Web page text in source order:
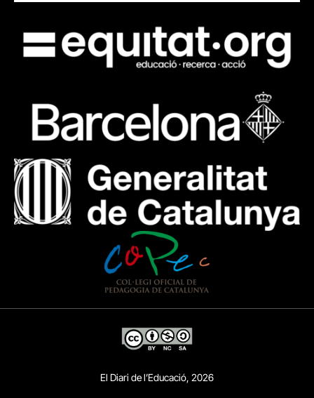
El Diari de l’Educació, 2026